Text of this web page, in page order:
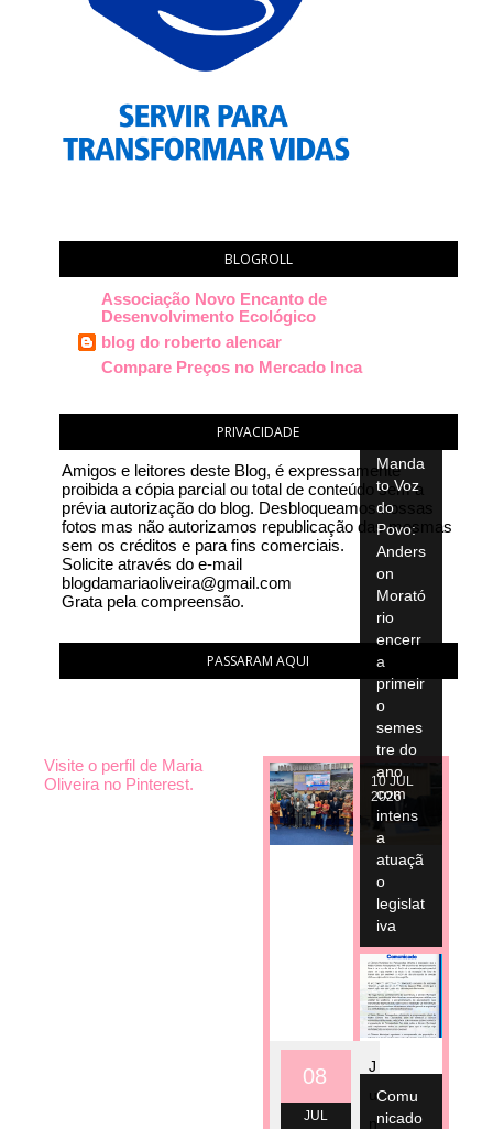
BLOGROLL
Associação Novo Encanto de
Desenvolvimento Ecológico
blog do roberto alencar
Compare Preços no Mercado Inca
PRIVACIDADE
Amigos e leitores deste Blog, é expressamente
proibida a cópia parcial ou total de conteúdo sem a
prévia autorização do blog. Desbloqueamos nossas
fotos mas não autorizamos republicação das mesmas
sem os créditos e para fins comerciais.
Solicite através do e-mail
blogdamariaoliveira@gmail.com
Grata pela compreensão.
PASSARAM AQUI
Visite o perfil de Maria
Oliveira no Pinterest.
J
u
n
08
JUL
Manda
to Voz
do
Povo:
Anders
on
Morató
rio
encerr
a
primeir
o
semes
tre do
ano
com
intens
a
atuaçã
o
legislat
iva
10 JUL
2026
Comu
nicado
10 JUL
2026